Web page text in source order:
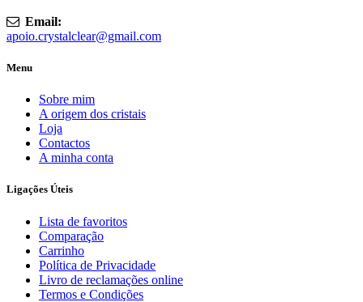
Email:
apoio.crystalclear@gmail.com
Menu
Sobre mim
A origem dos cristais
Loja
Contactos
A minha conta
Ligações Úteis
Lista de favoritos
Comparação
Carrinho
Política de Privacidade
Livro de reclamações online
Termos e Condições